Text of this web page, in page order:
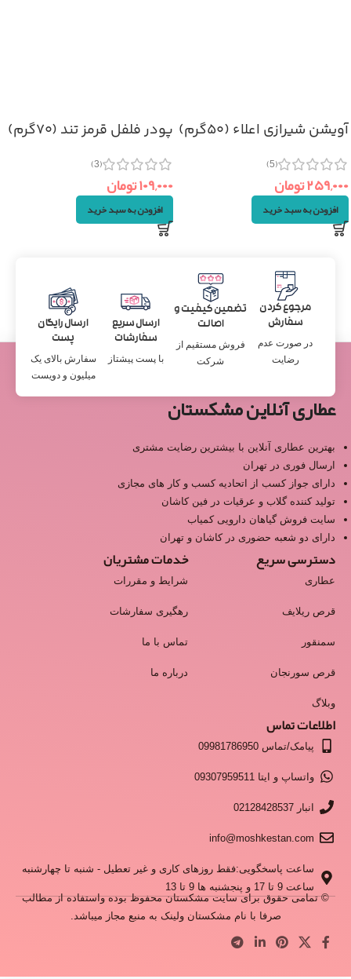
آویشن شیرازی اعلاء (۵۰گرم)
(5)
۲۵۹,۰۰۰تومان
افزودن به سبد خرید
پودر فلفل قرمز تند (۷۰گرم)
(3)
۱۰۹,۰۰۰تومان
افزودن به سبد خرید
مرجوع کردن
سفارش
در صورت عدم
رضایت
تضمین کیفیت و
اصالت
فروش مستقیم از
شرکت
ارسال سریع
سفارشات
با پست پیشتاز
ارسال رایگان
پست
سفارش بالای یک
میلیون و دویست
عطاری آنلاین مشکستان
بهترین عطاری آنلاین با بیشترین رضایت مشتری
ارسال فوری در تهران
دارای جواز کسب از اتحادیه کسب و کار های مجازی
تولید کننده گلاب و عرقیات در فین کاشان
سایت فروش گیاهان دارویی کمیاب
دارای دو شعبه حضوری در کاشان و تهران
دسترسی سریع
عطاری
قرص ریلایف
سمنقور
قرص سورنجان
وبلاگ
خدمات مشتریان
شرایط و مقررات
رهگیری سفارشات
تماس با ما
درباره ما
اطلاعات تماس
پیامک/تماس 09981786950
واتساپ و ایتا 09307959511
انبار 02128428537
info@moshkestan.com
ساعت پاسخگویی:فقط روزهای کاری و غیر تعطیل - شنبه تا چهارشنبه
ساعت 9 تا 17 و پنجشنبه ها 9 تا 13
© تمامی حقوق برای سایت مشکستان محفوظ بوده واستفاده از مطالب
صرفا با نام مشکستان ولینک به منبع مجاز میباشد.